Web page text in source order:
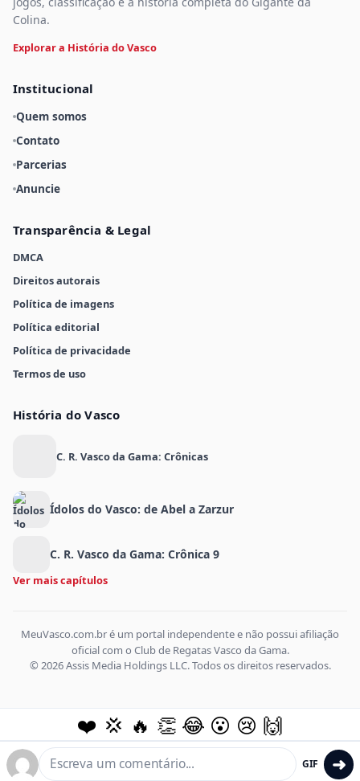
Colina.
Explorar a História do Vasco
Institucional
Quem somos
Contato
Parcerias
Anuncie
Transparência & Legal
DMCA
Direitos autorais
Política de imagens
Política editorial
Política de privacidade
Termos de uso
História do Vasco
C. R. Vasco da Gama: Crônicas
Ídolos do Vasco: de Abel a Zarzur
C. R. Vasco da Gama: Crônica 9
Ver mais capítulos
MeuVasco.com.br é um portal independente e não possui afiliação
oficial com o Club de Regatas Vasco da Gama.
© 2026 Assis Media Holdings LLC. Todos os direitos reservados.
GIF ➜
❤️ 💢 🔥 👏 😂 😮 😢 🙌